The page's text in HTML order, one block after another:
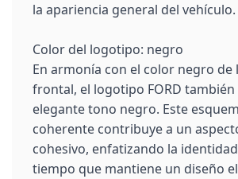
la apariencia general del vehículo.
Color del logotipo: negro
En armonía con el color negro de
frontal, el logotipo FORD
elegante tono negro. Este
coherente contribuye a un
cohesivo, enfatizando la
tiempo que mantiene un diseño